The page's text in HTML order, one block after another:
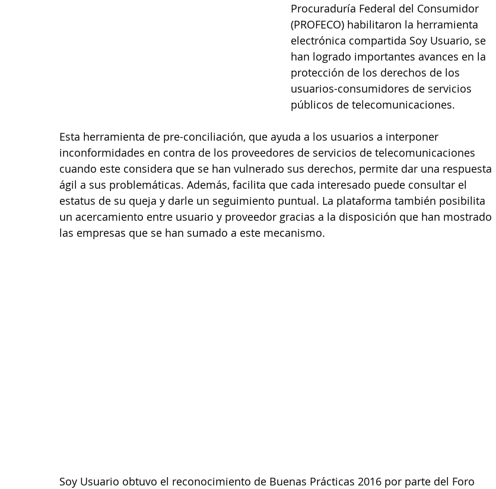
Procuraduría Federal del Consumidor
(PROFECO) habilitaron la herramienta
electrónica compartida Soy Usuario, se
han logrado importantes avances en la
protección de los derechos de los
usuarios-consumidores de servicios
públicos de telecomunicaciones.
Esta herramienta de pre-conciliación, que ayuda a los usuarios a interponer
inconformidades en contra de los proveedores de servicios de telecomunicaciones
cuando este considera que se han vulnerado sus derechos, permite dar una respuesta
ágil a sus problemáticas. Además, facilita que cada interesado puede consultar el
estatus de su queja y darle un seguimiento puntual. La plataforma también posibilita
un acercamiento entre usuario y proveedor gracias a la disposición que han mostrado
las empresas que se han sumado a este mecanismo.
Soy Usuario obtuvo el reconocimiento de Buenas Prácticas 2016 por parte del Foro